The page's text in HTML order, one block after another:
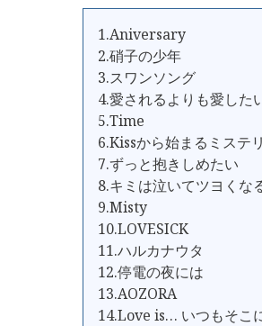
1.Aniversary
2.硝子の少年
3.スワンソング
4.愛されるよりも愛した
5.Time
6.Kissから始まるミステ
7.ずっと抱きしめたい
8.キミは泣いてツヨくな
9.Misty
10.LOVESICK
11.ハルカナウタ
12.停電の夜には
13.AOZORA
14.Love is… いつもそこ